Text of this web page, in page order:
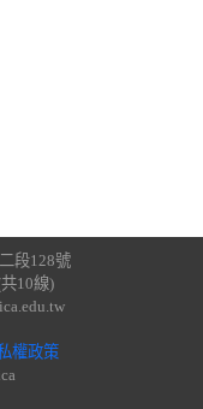
段128號
10線)
權政策